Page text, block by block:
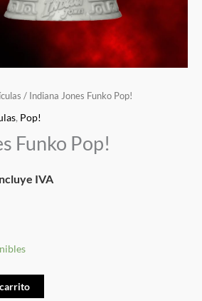
/ Indiana Jones Funko Pop!
, Pop!
Funko Pop!
IVA